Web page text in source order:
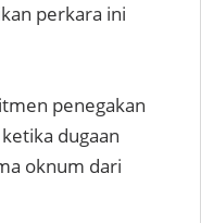
perkara ini
penegakan
dugaan
oknum dari